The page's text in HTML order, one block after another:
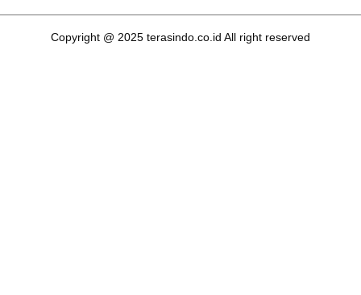
Copyright @ 2025 terasindo.co.id All right reserved